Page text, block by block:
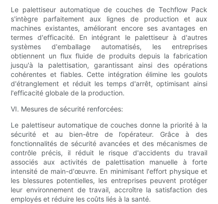
Le palettiseur automatique de couches de Techflow Pack
s'intègre parfaitement aux lignes de production et aux
machines existantes, améliorant encore ses avantages en
termes d'efficacité. En intégrant le palettiseur à d'autres
systèmes d'emballage automatisés, les entreprises
obtiennent un flux fluide de produits depuis la fabrication
jusqu'à la palettisation, garantissant ainsi des opérations
cohérentes et fiables. Cette intégration élimine les goulots
d'étranglement et réduit les temps d'arrêt, optimisant ainsi
l'efficacité globale de la production.
VI. Mesures de sécurité renforcées:
Le palettiseur automatique de couches donne la priorité à la
sécurité et au bien-être de l’opérateur. Grâce à des
fonctionnalités de sécurité avancées et des mécanismes de
contrôle précis, il réduit le risque d'accidents du travail
associés aux activités de palettisation manuelle à forte
intensité de main-d'œuvre. En minimisant l'effort physique et
les blessures potentielles, les entreprises peuvent protéger
leur environnement de travail, accroître la satisfaction des
employés et réduire les coûts liés à la santé.